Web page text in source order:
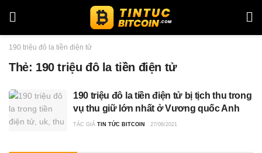
190 triệu đô la tiền điện tử
Thẻ: 190 triệu đô la tiền điện tử
190 triệu đô la tiền điện tử bị tịch thu trong
vụ thu giữ lớn nhất ở Vương quốc Anh
TÁC GIẢ TIN TỨC BITCOIN 27/06/2021